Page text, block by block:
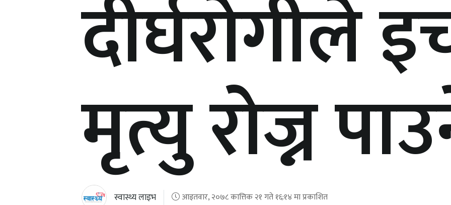
दीर्घरोगीले
मृत्यु रोज्न
स्वास्थ्य लाइभ आइतवार, २०७८ कात्तिक २१ गते १६:१४ मा प्रकाशित